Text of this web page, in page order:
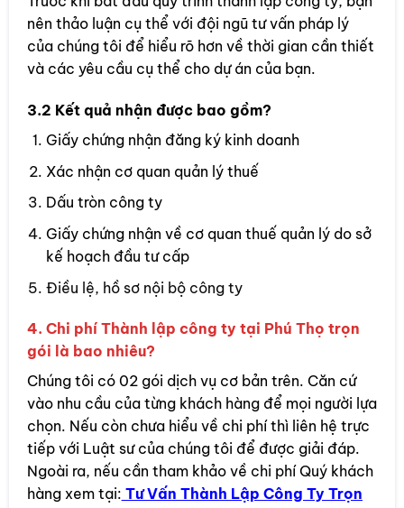
nên thảo luận cụ thể với đội ngũ tư vấn pháp lý
của chúng tôi để hiểu rõ hơn về thời gian cần thiết
và các yêu cầu cụ thể cho dự án của bạn.
3.2 Kết quả nhận được bao gồm?
Giấy chứng nhận đăng ký kinh doanh
Xác nhận cơ quan quản lý thuế
Dấu tròn công ty
Giấy chứng nhận về cơ quan thuế quản lý do sở
kế hoạch đầu tư cấp
Điều lệ, hồ sơ nội bộ công ty
4. Chi phí Thành lập công ty tại Phú Thọ trọn
gói là bao nhiêu?
Chúng tôi có 02 gói dịch vụ cơ bản trên. Căn cứ
vào nhu cầu của từng khách hàng để mọi người lựa
chọn. Nếu còn chưa hiểu về chi phí thì liên hệ trực
tiếp với Luật sư của chúng tôi để được giải đáp.
Ngoài ra, nếu cần tham khảo về chi phí Quý khách
hàng xem tại: Tư Vấn Thành Lập Công Ty Trọn